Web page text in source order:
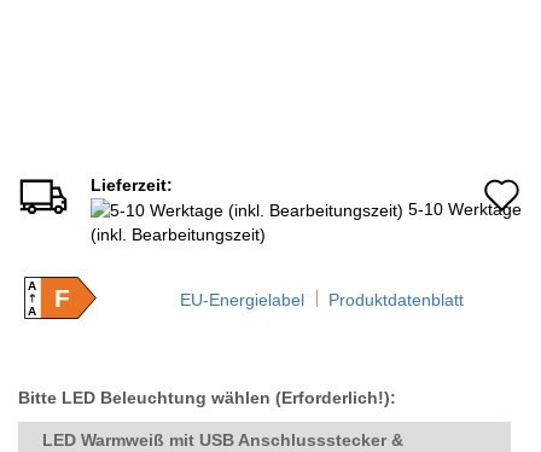
Lieferzeit:
5-10 Werktage
(inkl. Bearbeitungszeit)
A
AF EU-Energielabel Produktdatenblatt
Bitte LED Beleuchtung wählen (Erforderlich!):
LED Warmweiß mit USB Anschlussstecker &